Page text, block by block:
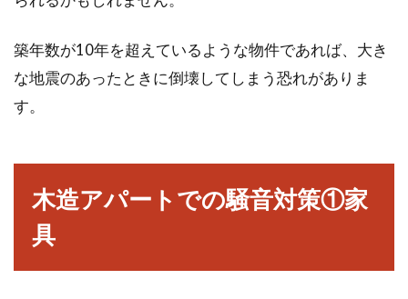
引き違い窓でみかける鍵について知
多くの家で設置されている引き違い窓ですが、
男性が憧れる部屋「書斎」レイアウ
築年数が10年を超えているような物件であれば、大き
な地震のあったときに倒壊してしまう恐れがありま
す。
木造アパートでの騒音対策①家
具